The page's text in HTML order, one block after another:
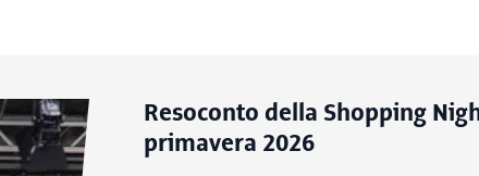
Resoconto della Shopping
primavera 2026